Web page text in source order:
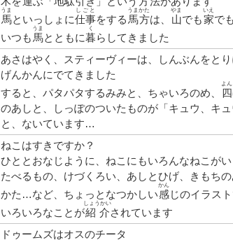
馬
うま
といっしょに仕事
しごと
をする 馬方
うまかた
は、 山
やま
でも家
いえ
でも
いつも 馬
うま
とともに暮
く
らしてきました
あさはやく、スティーヴィーは、しんぶんをとり
げんかんにでてきました
すると、パタパタするみみと、ちゃいろのめ、
四
よん
のあしと、しっぽのついたものが「キュウ、キュ
と、ないています…
ねこはすきですか？
ひととおなじように、ねこにもいろんなねこが
たべるもの、けづくろい、あしとひげ、きもち
かた…など、ちょっとなつかしい感
かん
じのイラス
いろいろなことが紹介
しょうかい
されています
ドゥームズはオスのチータ